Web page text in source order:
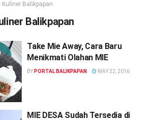
Balikpapan
Balikpapan
Take Mie Away, Cara Baru
Menikmati Olahan MIE
BY PORTAL BALIKPAPAN MAY 22, 2016
MIE DESA Sudah Tersedia di